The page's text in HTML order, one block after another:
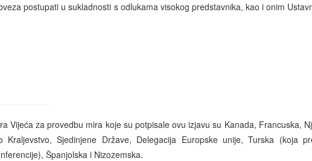
postupati u sukladnosti s odlukama visokog predstavnika, kao i onim
Vijeća za provedbu mira koje su potpisale ovu izjavu su Kanada, Francuska,
Kraljevstvo, Sjedinjene Države, Delegacija Europske unije, Turska (koja
Španjolska i Nizozemska.